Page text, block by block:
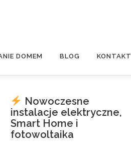
DOMEM BLOG KONTAKT
Nowoczesne
instalacje elektryczne,
Smart Home i
fotowoltaika